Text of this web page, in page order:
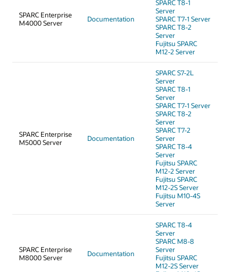
SPARC Enterprise
M4000 Server
Documentation
SPARC T8-1
Server
SPARC T7-1 Server
SPARC T8-2
Server
Fujitsu SPARC
M12-2 Server
SPARC Enterprise
M5000 Server
Documentation
SPARC S7-2L
Server
SPARC T8-1
Server
SPARC T7-1 Server
SPARC T8-2
Server
SPARC T7-2
Server
SPARC T8-4
Server
Fujitsu SPARC
M12-2 Server
Fujitsu SPARC
M12-2S Server
Fujitsu M10-4S
Server
SPARC Enterprise
M8000 Server
Documentation
SPARC T8-4
Server
SPARC M8-8
Server
Fujitsu SPARC
M12-2S Server